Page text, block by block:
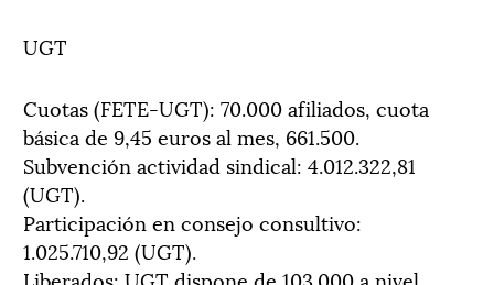
UGT
Cuotas (FETE-UGT): 70.000 afiliados, cuota
básica de 9,45 euros al mes, 661.500.
Subvención actividad sindical: 4.012.322,81
(UGT).
Participación en consejo consultivo:
1.025.710,92 (UGT).
Liberados: UGT dispone de 103.000 a nivel